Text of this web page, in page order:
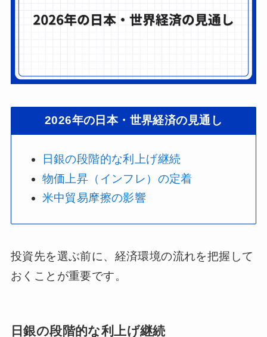
2026年の日本・世界経済の見通し
日銀の段階的な利上げ継続
物価上昇（インフレ）の定着
米中貿易摩擦の影響
投資先を選ぶ前に、経済環境の流れを把握して
おくことが重要です。
日銀の段階的な利上げ継続